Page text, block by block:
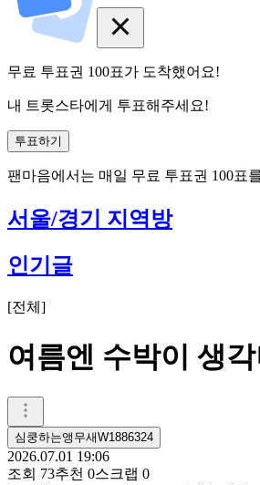
무료 투표권 100표가 도착했어요!
내 트롯스타에게 투표해주세요!
투표하기
팬마음에서는 매일 무료 투표권 100표
서울/경기 지역방
인기글
[전체 ]
여름엔 수박이 생
심쿵하는앵무새W1886324
2026.07.01 19:06
조회 73추천 0스크랩 0